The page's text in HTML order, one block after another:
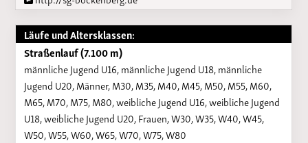
Läufe und Altersklassen:
Straßenlauf (7.100 m)
männliche Jugend U16, männliche Jugend U18, männliche
Jugend U20, Männer, M30, M35, M40, M45, M50, M55, M60,
M65, M70, M75, M80, weibliche Jugend U16, weibliche Jugend
U18, weibliche Jugend U20, Frauen, W30, W35, W40, W45,
W50, W55, W60, W65, W70, W75, W80